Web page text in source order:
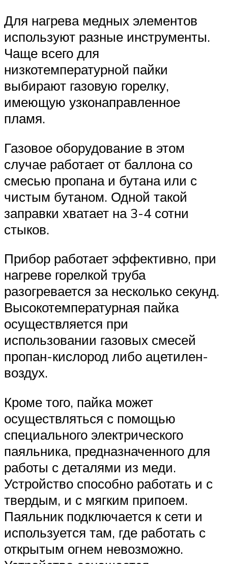
Для нагрева медных элементов
используют разные инструменты.
Чаще всего для
низкотемпературной пайки
выбирают газовую горелку,
имеющую узконаправленное
пламя.
Газовое оборудование в этом
случае работает от баллона со
смесью пропана и бутана или с
чистым бутаном. Одной такой
заправки хватает на 3-4 сотни
стыков.
Прибор работает эффективно, при
нагреве горелкой труба
разогревается за несколько секунд.
Высокотемпературная пайка
осуществляется при
использовании газовых смесей
пропан-кислород либо ацетилен-
воздух.
Кроме того, пайка может
осуществляться с помощью
специального электрического
паяльника, предназначенного для
работы с деталями из меди.
Устройство способно работать и с
твердым, и с мягким припоем.
Паяльник подключается к сети и
используется там, где работать с
открытым огнем невозможно.